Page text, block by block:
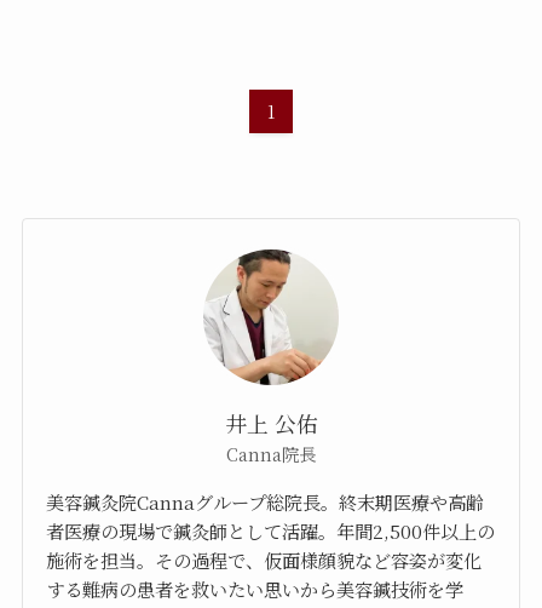
1
井上 公佑
Canna院長
美容鍼灸院Cannaグループ総院長。終末期医療や高齢
者医療の現場で鍼灸師として活躍。年間2,500件以上の
施術を担当。その過程で、仮面様顔貌など容姿が変化
する難病の患者を救いたい思いから美容鍼技術を学